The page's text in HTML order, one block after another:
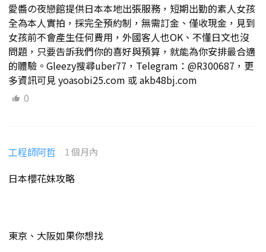
愛醬の夜戀館提供日本本地出張服務，短期出勤的素人女孩
全為本人實拍，採完全預約制，無需訂金、僅收現金，見到
女孩前不會產生任何費用，外國客人也OK、不懂日文也沒
問題，只要告訴我們你的喜好與預算，就能為你安排最合適
的體驗。Gleezy搜尋uber77，Telegram：@R300687，更
多資訊可見 yoasobi25.com 或 akb48bj.com
0
工程師阿哲 1 個月內
日本櫻花妹攻略
東京、大阪如果你想找